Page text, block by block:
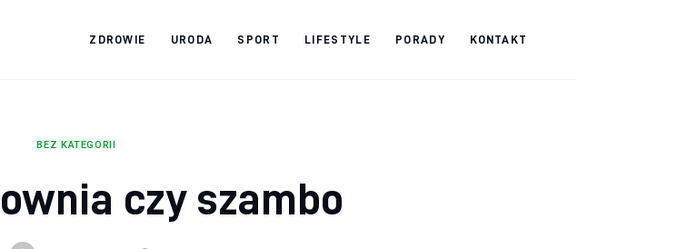
ZDROWIE URODA SPORT LIFESTYLE PORADY KONTAKT
BEZ KATEGORII
czy szambo